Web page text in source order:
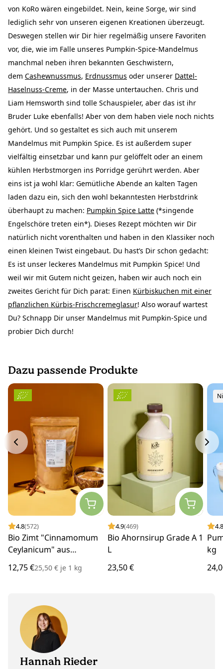
von KoRo wären eingebildet. Nein, keine Sorge, wir sind
lediglich sehr von unseren eigenen Kreationen überzeugt.
Deswegen stellen wir Dir hier regelmäßig unsere Favoriten
vor, die, wie im Falle unseres Pumpkin-Spice-Mandelmus
manchmal neben ihren bekannten Geschwistern,
dem Cashewnussmus, Erdnussmus oder unserer Dattel-
Haselnuss-Creme, in der Masse untertauchen. Chris und
Liam Hemsworth sind tolle Schauspieler, aber das ist ihr
Bruder Luke ebenfalls! Aber von dem haben viele noch nichts
gehört. Und so gestaltet es sich auch mit unserem
Mandelmus mit Pumpkin Spice. Es ist außerdem super
vielfältig einsetzbar und kann pur gelöffelt oder an einem
kühlen Herbstmorgen ins Porridge gerührt werden. Aber
eins ist ja wohl klar: Gemütliche Abende an kalten Tagen
laden dazu ein, sich den wohl bekanntesten Herbstdrink
überhaupt zu machen: Pumpkin Spice Latte (*singende
Engelschöre treten ein*). Dieses Rezept möchten wir Dir
natürlich nicht vorenthalten und haben in den Klassiker noch
einen kleinen Twist eingebaut. Du hast’s Dir schon gedacht:
Es ist unser leckeres Mandelmus mit Pumpkin Spice! Und
weil wir mit Gutem nicht geizen, haben wir auch noch ein
zweites Gericht für Dich parat: Einen Kürbiskuchen mit einer
pflanzlichen Kürbis-Frischcremeglasur! Also worauf wartest
Du? Schnapp Dir unser Mandelmus mit Pumpkin-Spice und
probier Dich durch!
Dazu passende Produkte
4.8(572)
Bio Zimt "Cinnamomum
Ceylanicum" aus
12,75 €25,50 € je 1 kg
4.9(469)
Bio Ahornsirup Grade A 1
L
23,50 €
4.8
kg
Hannah Rieder